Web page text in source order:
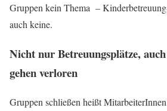
Gruppen kein Thema –
auch keine.
Nicht nur Betreuungsplätze,
gehen verloren
Gruppen schließen heißt